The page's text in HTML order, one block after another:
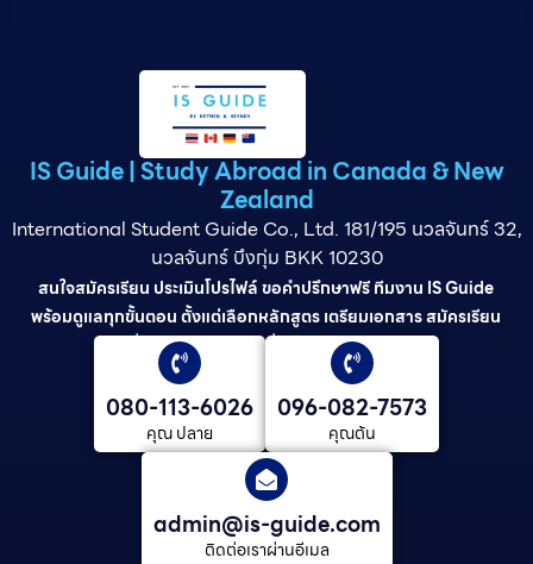
IS Guide | Study Abroad in Canada & New
Zealand
International Student Guide Co., Ltd. 181/195 นวลจันทร์ 32,
นวลจันทร์ บึงกุ่ม BKK 10230
สนใจสมัครเรียน ประเมินโปรไฟล์ ขอคำปรึกษาฟรี ทีมงาน IS Guide
พร้อมดูแลทุกขั้นตอน ตั้งแต่เลือกหลักสูตร เตรียมเอกสาร สมัครเรียน
ยื่นวีซ่า และดูแลต่อเนื่องจนจบการศึกษา
080-113-6026
คุณ ปลาย
096-082-7573
คุณต้น
admin@is-guide.com
ติดต่อเราผ่านอีเมล